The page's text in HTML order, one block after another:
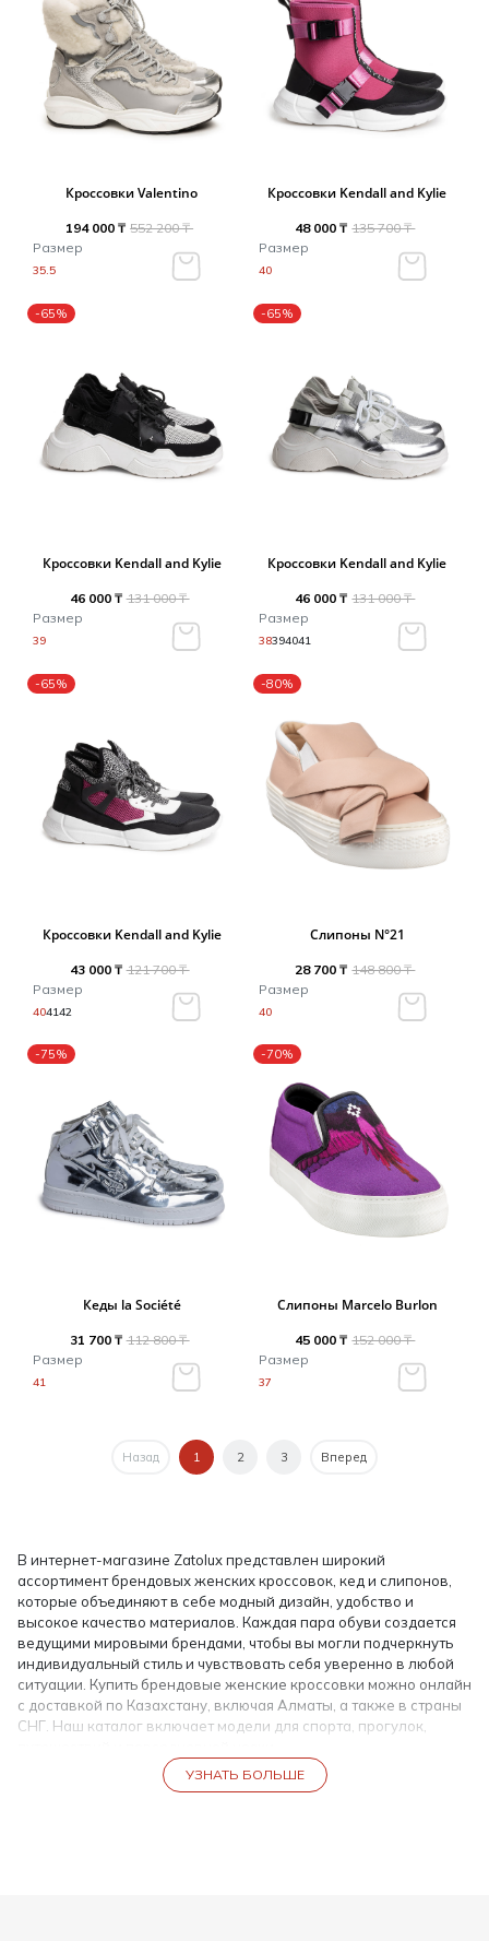
Кроссовки Valentino
194 000 ₸ 552 200 ₸
Размер
35.5
Кроссовки Kendall and Kylie
48 000 ₸ 135 700 ₸
Размер
40
-65%
Кроссовки Kendall and Kylie
46 000 ₸ 131 000 ₸
Размер
39
-65%
Кроссовки Kendall and Kylie
46 000 ₸ 131 000 ₸
Размер
38394041
-65%
Кроссовки Kendall and Kylie
43 000 ₸ 121 700 ₸
Размер
404142
-80%
Слипоны N°21
28 700 ₸ 148 800 ₸
Размер
40
-75%
Кеды la Société
31 700 ₸ 112 800 ₸
Размер
41
-70%
Слипоны Marcelo Burlon
45 000 ₸ 152 000 ₸
Размер
37
Назад 1 2 3 Вперед
В интернет-магазине Zatolux представлен широкий
ассортимент брендовых женских кроссовок, кед и слипонов,
которые объединяют в себе модный дизайн, удобство и
высокое качество материалов. Каждая пара обуви создается
ведущими мировыми брендами, чтобы вы могли подчеркнуть
индивидуальный стиль и чувствовать себя уверенно в любой
ситуации. Купить брендовые женские кроссовки можно онлайн
с доставкой по Казахстану, включая Алматы, а также в страны
СНГ. Наш каталог включает модели для спорта, прогулок,
Брендовые кроссовки для женщин — мода и качество
УЗНАТЬ БОЛЬШЕ